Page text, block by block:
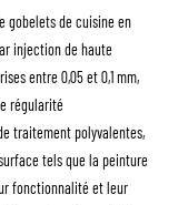
gobelets de cuisine en
injection de haute
entre 0,05 et 0,1 mm,
régularité
traitement polyvalentes,
tels que la peinture
fonctionnalité et leur